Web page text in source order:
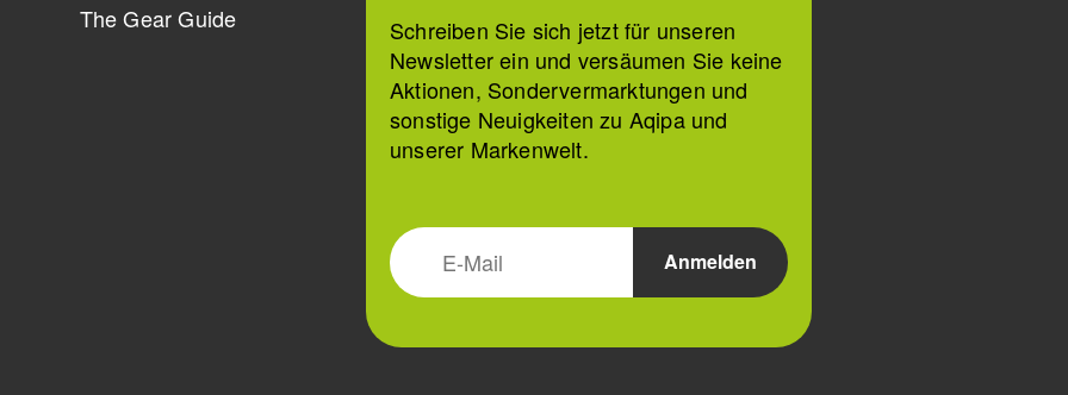
The Gear Guide
Schreiben Sie sich jetzt für unseren
Newsletter ein und versäumen Sie keine
Aktionen, Sondervermarktungen und
sonstige Neuigkeiten zu Aqipa und
unserer Markenwelt.